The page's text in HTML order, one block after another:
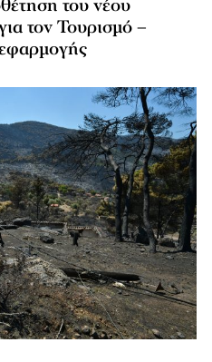
του νέου
τον Τουρισμό –